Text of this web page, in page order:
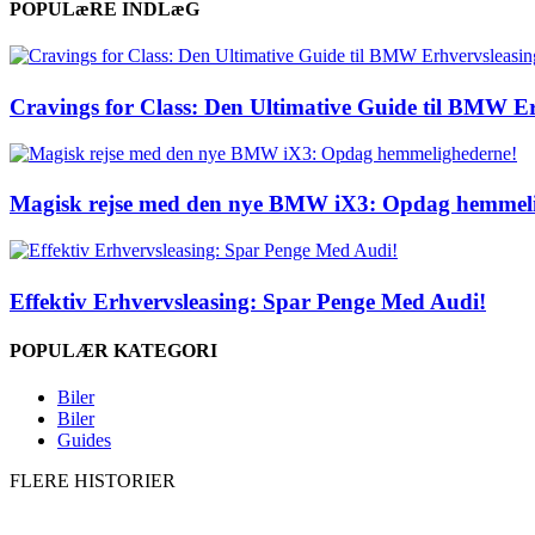
POPULæRE INDLæG
Cravings for Class: Den Ultimative Guide til BMW
Magisk rejse med den nye BMW iX3: Opdag
Effektiv Erhvervsleasing: Spar Penge Med Audi!
POPULÆR KATEGORI
Biler
Biler
Guides
FLERE HISTORIER